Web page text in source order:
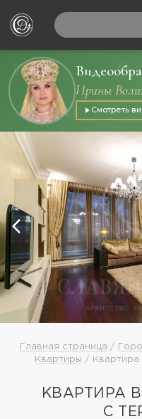
Ирины
Смотреть
Главная страница /
Квартиры / Квартира
КВАРТИРА
С